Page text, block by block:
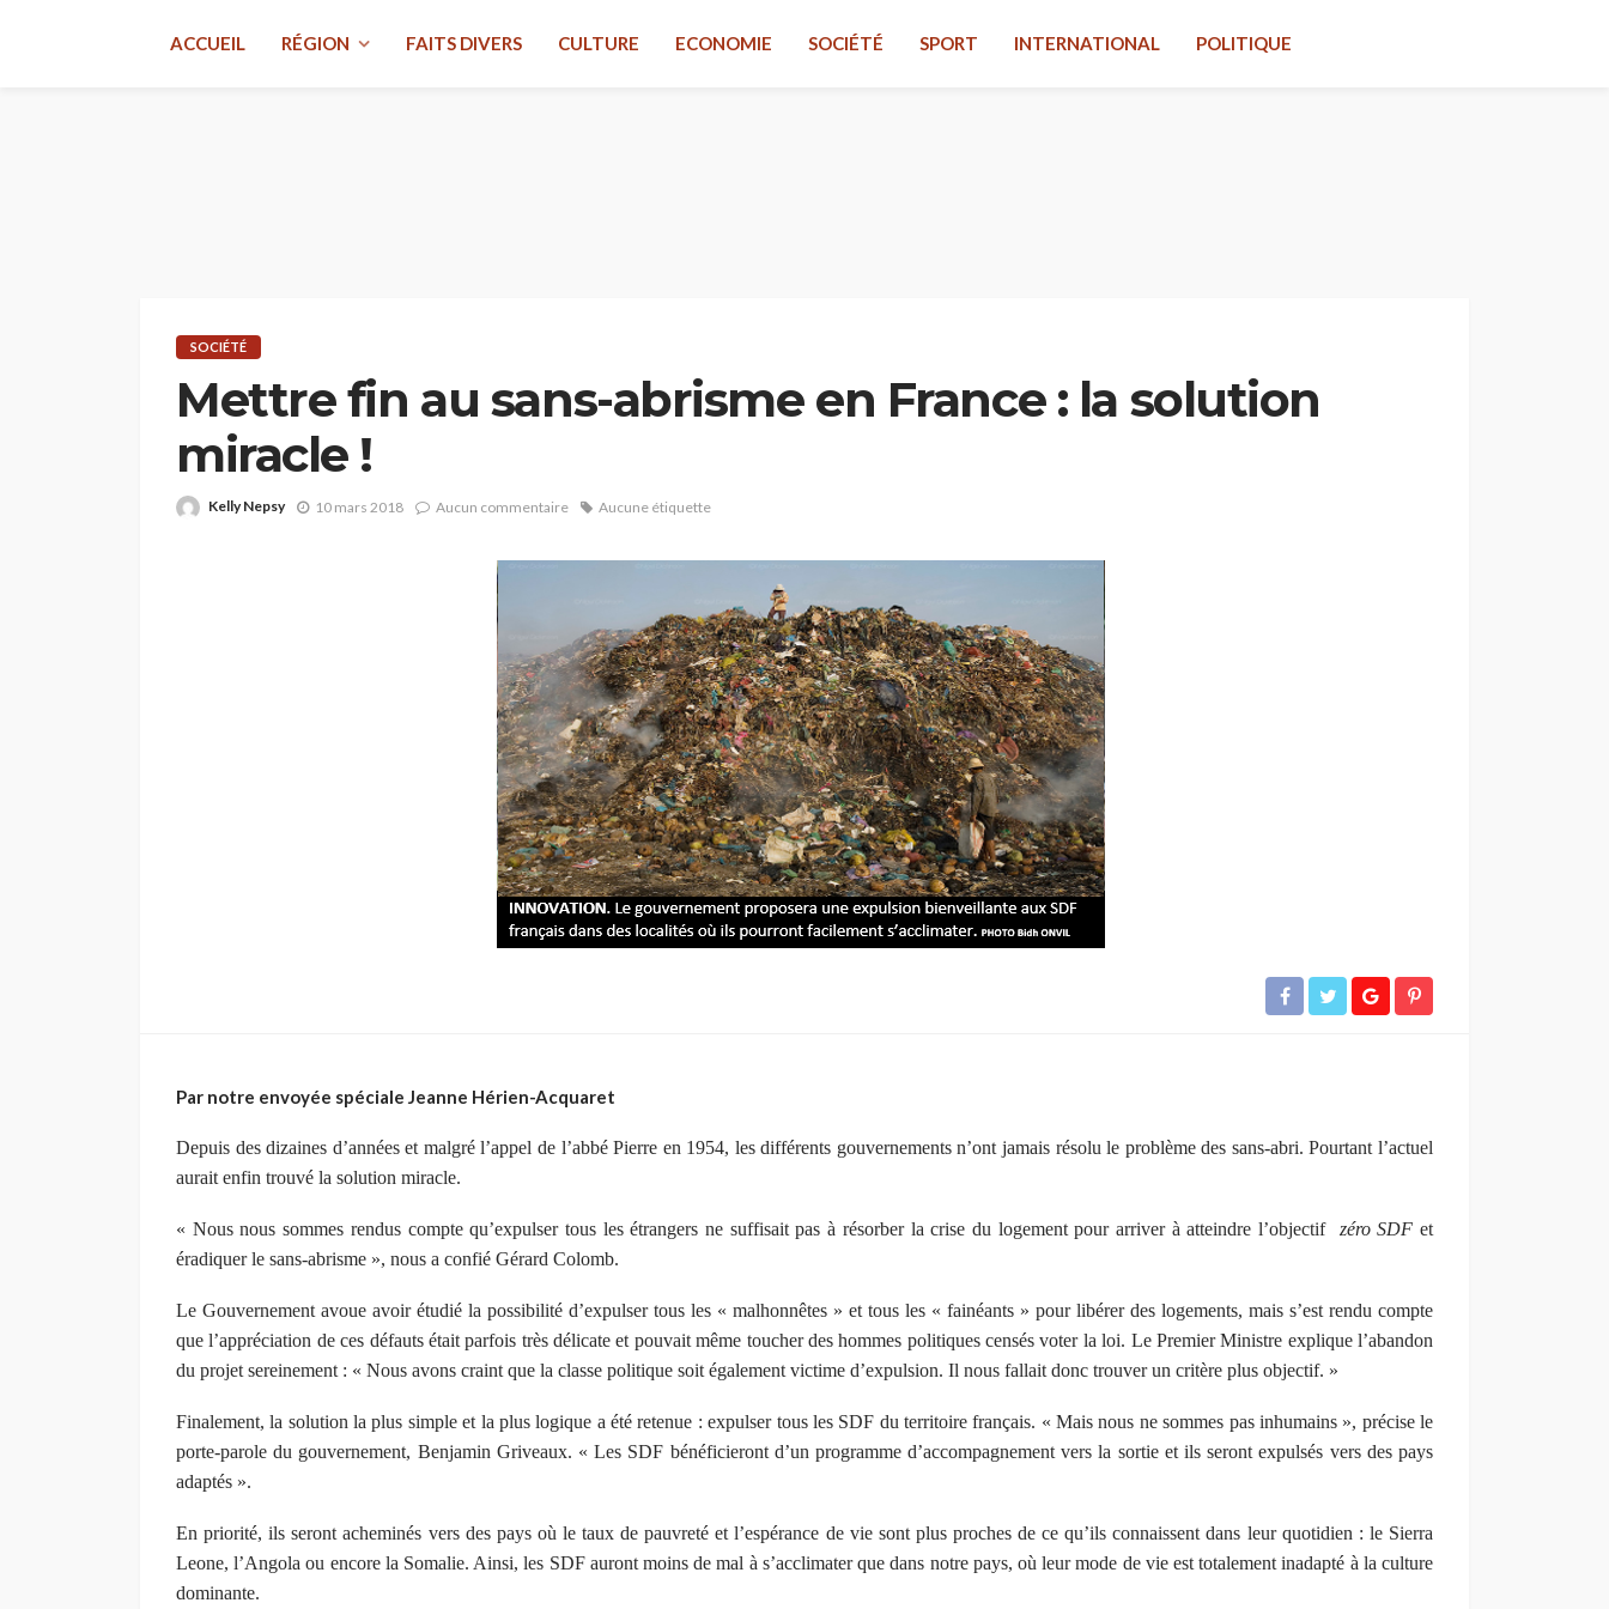
ACCUEIL RÉGION FAITS DIVERS CULTURE ECONOMIE SOCIÉTÉ SPORT INTERNATIONAL POLITIQUE
SOCIÉTÉ
Mettre fin au sans-abrisme en France : la solution
miracle !
Kelly Nepsy 10 mars 2018 Aucun commentaire Aucune étiquette
Par notre envoyée spéciale Jeanne Hérien-Acquaret
Depuis des dizaines d’années et malgré l’appel de l’abbé Pierre en 1954, les différents gouvernements n’ont jamais résolu le problème des sans-abri. Pourtant l’actuel
aurait enfin trouvé la solution miracle.
« Nous nous sommes rendus compte qu’expulser tous les étrangers ne suffisait pas à résorber la crise du logement pour arriver à atteindre l’objectif zéro SDF et
éradiquer le sans-abrisme », nous a confié Gérard Colomb.
Le Gouvernement avoue avoir étudié la possibilité d’expulser tous les « malhonnêtes » et tous les « fainéants » pour libérer des logements, mais s’est rendu compte
que l’appréciation de ces défauts était parfois très délicate et pouvait même toucher des hommes politiques censés voter la loi. Le Premier Ministre explique l’abandon
du projet sereinement : « Nous avons craint que la classe politique soit également victime d’expulsion. Il nous fallait donc trouver un critère plus objectif. »
Finalement, la solution la plus simple et la plus logique a été retenue : expulser tous les SDF du territoire français. « Mais nous ne sommes pas inhumains », précise le
porte-parole du gouvernement, Benjamin Griveaux. « Les SDF bénéficieront d’un programme d’accompagnement vers la sortie et ils seront expulsés vers des pays
adaptés ».
En priorité, ils seront acheminés vers des pays où le taux de pauvreté et l’espérance de vie sont plus proches de ce qu’ils connaissent dans leur quotidien : le Sierra
Leone, l’Angola ou encore la Somalie. Ainsi, les SDF auront moins de mal à s’acclimater que dans notre pays, où leur mode de vie est totalement inadapté à la culture
dominante.